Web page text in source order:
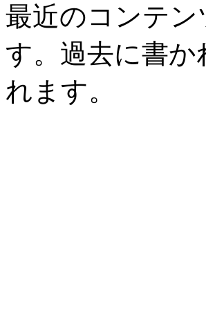
最近のコンテン
す。過去に書
れます。